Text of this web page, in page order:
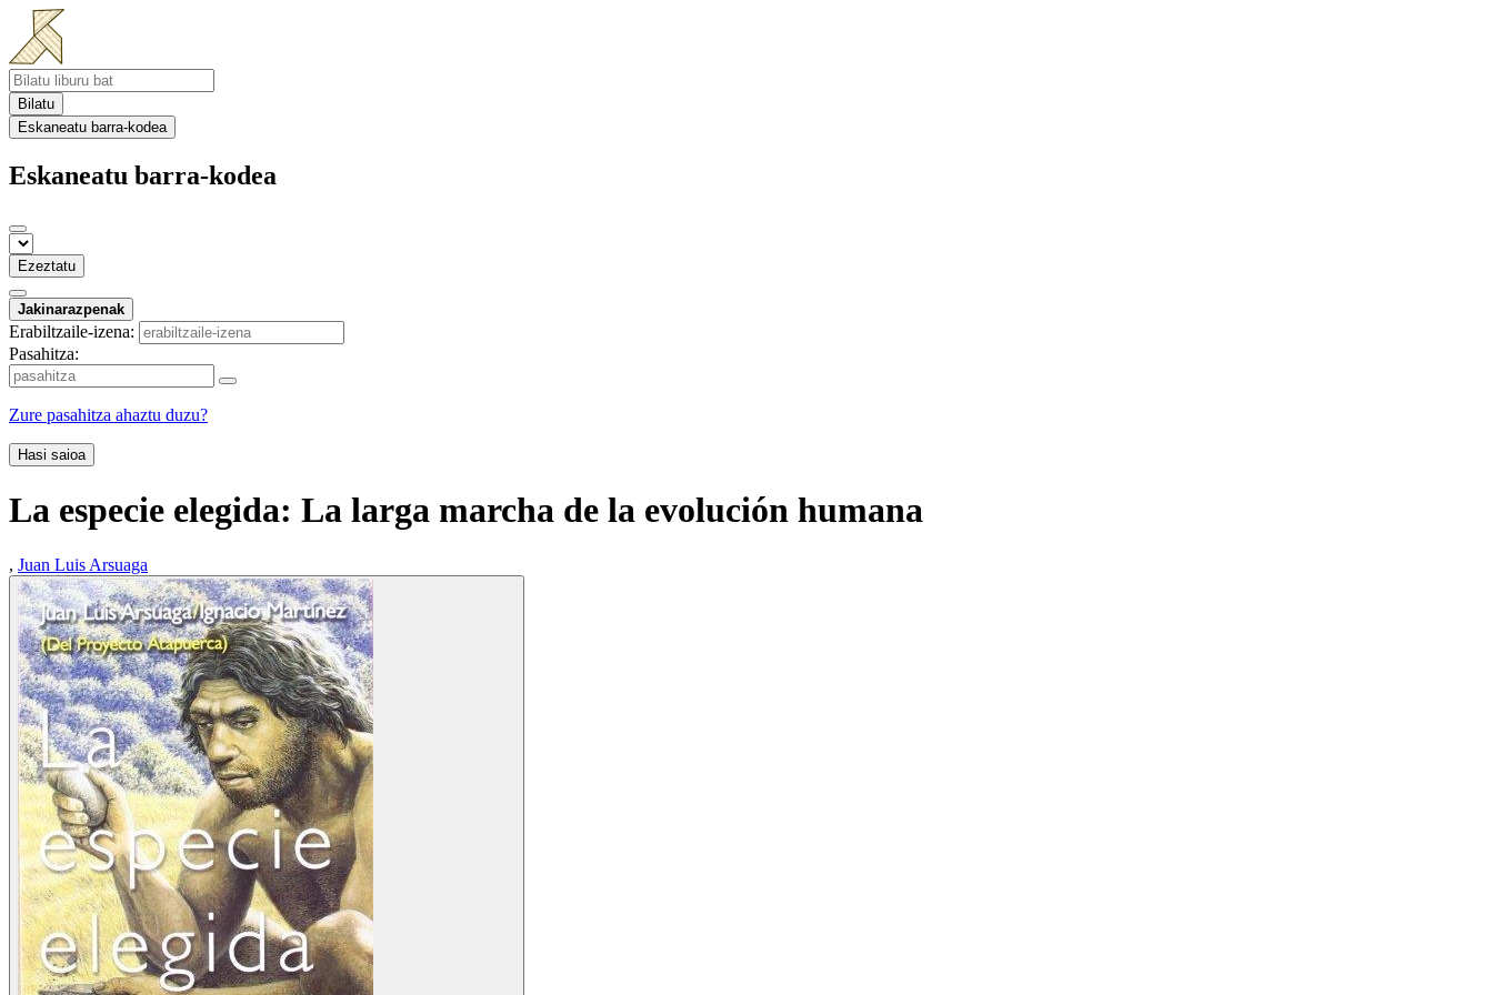
Bilatu
Eskaneatu barra-kodea
Eskaneatu barra-kodea
Ezeztatu
Jakinarazpenak
Erabiltzaile-izena:
Pasahitza:
Zure pasahitza ahaztu duzu?
Hasi saioa
La especie elegida: La larga marcha de la evolución humana
, Juan Luis Arsuaga